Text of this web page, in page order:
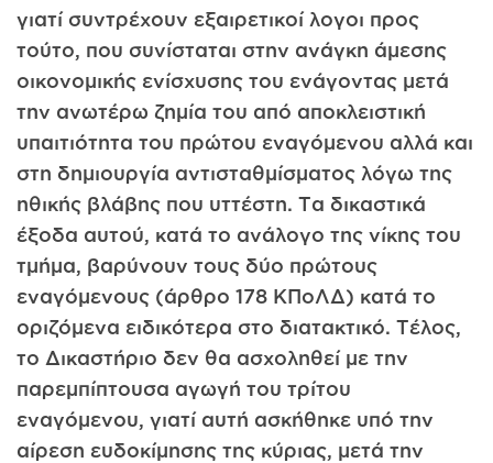
γιατί συντρέχουν εξαιρετικοί λογοι προς
τούτο, που συνίσταται στην ανάγκη άμεσης
οικονομικής ενίσχυσης του ενάγοντας μετά
την ανωτέρω ζημία του από αποκλειστική
υπαιτιότητα του πρώτου εναγόμενου αλλά και
στη δημιουργία αντισταθμίσματος λόγω της
ηθικής βλάβης που υττέστη. Τα δικαστικά
έξοδα αυτού, κατά το ανάλογο της νίκης του
τμήμα, βαρύνουν τους δύο πρώτους
εναγόμενους (άρθρο 178 ΚΠοΛΔ) κατά το
οριζόμενα ειδικότερα στο διατακτικό. Τέλος,
το Δικαστήριο δεν θα ασχοληθεί με την
παρεμπίπτουσα αγωγή του τρίτου
εναγόμενου, γιατί αυτή ασκήθηκε υπό την
αίρεση ευδοκίμησης της κύριας, μετά την